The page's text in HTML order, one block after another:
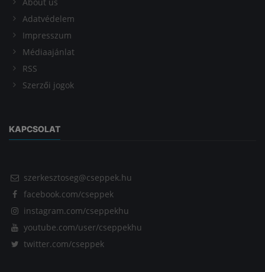
Adatvédelem
Impresszum
Médiaajánlat
RSS
Szerzői jogok
KAPCSOLAT
szerkesztoseg@cseppek.hu
facebook.com/cseppek
instagram.com/cseppekhu
youtube.com/user/cseppekhu
twitter.com/cseppek